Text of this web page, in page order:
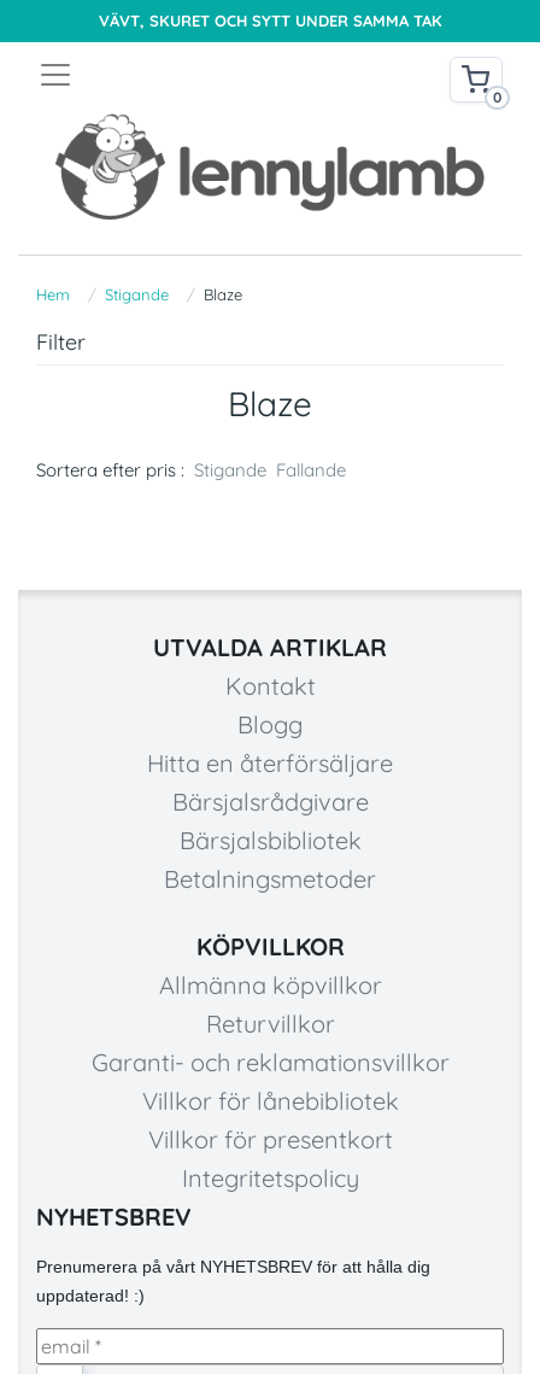
VÄVT, SKURET OCH SYTT UNDER SAMMA TAK
0
Hem Stigande Blaze
Filter
Blaze
Sortera efter pris : Stigande Fallande
UTVALDA ARTIKLAR
Kontakt
Blogg
Hitta en återförsäljare
Bärsjalsrådgivare
Bärsjalsbibliotek
Betalningsmetoder
KÖPVILLKOR
Allmänna köpvillkor
Returvillkor
Garanti- och reklamationsvillkor
Villkor för lånebibliotek
Villkor för presentkort
Integritetspolicy
NYHETSBREV
Prenumerera på vårt NYHETSBREV för att hålla dig
uppdaterad! :)